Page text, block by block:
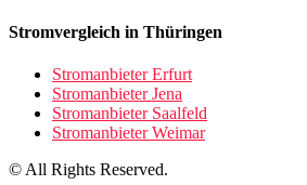
Stromvergleich in Thüringen
Stromanbieter Erfurt
Stromanbieter Jena
Stromanbieter Saalfeld
Stromanbieter Weimar
© All Rights Reserved.